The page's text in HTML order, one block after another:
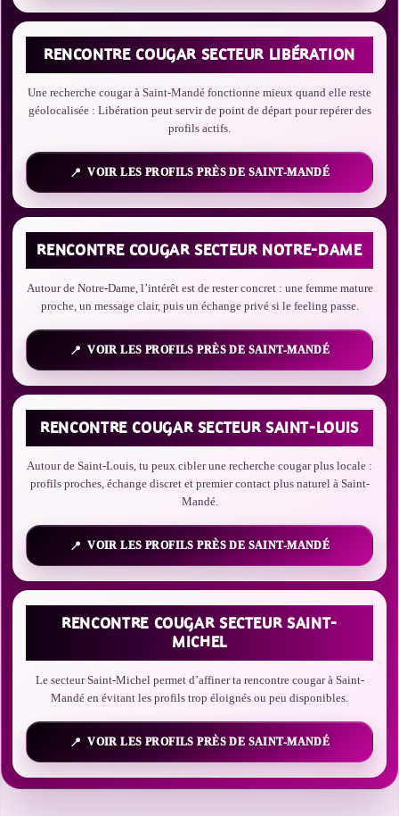
RENCONTRE COUGAR SECTEUR LIBÉRATION
Une recherche cougar à Saint-Mandé fonctionne mieux quand elle reste
géolocalisée : Libération peut servir de point de départ pour repérer des
profils actifs.
VOIR LES PROFILS PRÈS DE SAINT-MANDÉ
RENCONTRE COUGAR SECTEUR NOTRE-DAME
Autour de Notre-Dame, l’intérêt est de rester concret : une femme mature
proche, un message clair, puis un échange privé si le feeling passe.
VOIR LES PROFILS PRÈS DE SAINT-MANDÉ
RENCONTRE COUGAR SECTEUR SAINT-LOUIS
Autour de Saint-Louis, tu peux cibler une recherche cougar plus locale :
profils proches, échange discret et premier contact plus naturel à Saint-
Mandé.
VOIR LES PROFILS PRÈS DE SAINT-MANDÉ
RENCONTRE COUGAR SECTEUR SAINT-
MICHEL
Le secteur Saint-Michel permet d’affiner ta rencontre cougar à Saint-
Mandé en évitant les profils trop éloignés ou peu disponibles.
VOIR LES PROFILS PRÈS DE SAINT-MANDÉ